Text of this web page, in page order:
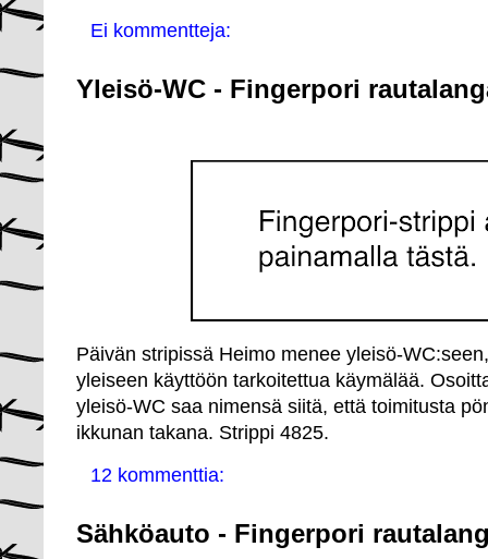
Ei kommentteja:
Yleisö-WC - Fingerpori
Päivän stripissä Heimo menee yleisö-
yleiseen käyttöön tarkoitettua käymälää.
yleisö-WC saa nimensä siitä, että toimitusta
ikkunan takana. Strippi 4825.
12 kommenttia:
Sähköauto - Fingerpori